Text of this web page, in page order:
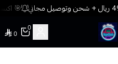
🎯
فيب المدينة
0
0